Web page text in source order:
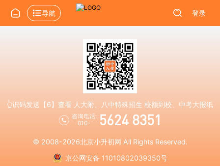
导航 登录
👆识码发送【6】查看 人大附、八中特殊招生 校额到校、中考大报纸
咨询电话:
010-
5624 8351
© 2008-2026北京小升初网 All Rights Reserved.
京公网安备 11010802039350号